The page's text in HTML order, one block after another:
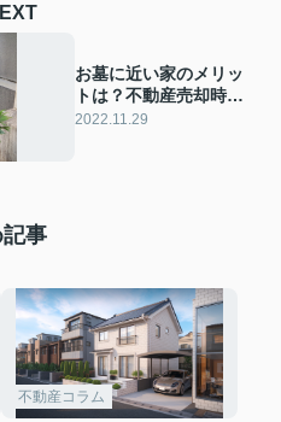
お墓に近い家のメリッ
トは？不動産売却時の
注意点もご紹介
2022.11.29
事
不動産コラム